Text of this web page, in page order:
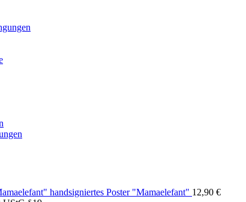
handsigniertes Poster "Mamaelefant" 12,90 €